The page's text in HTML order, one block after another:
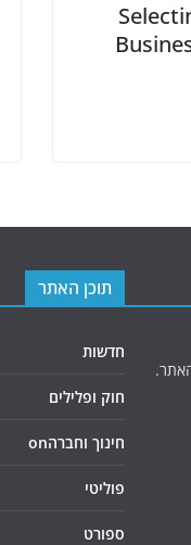
תוכן האתר
חדשות
חוק ופלילים
חינוך וחברהon
פוליטי
ספורט